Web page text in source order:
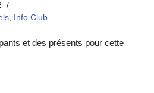
, Info Club
et des présents pour cette